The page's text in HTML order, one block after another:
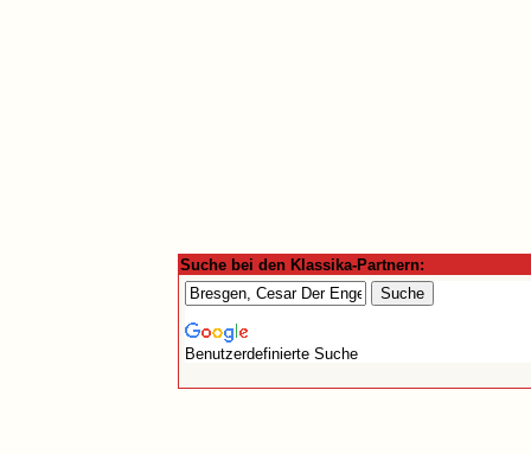
Suche bei den Klassika-Partnern:
Benutzerdefinierte Suche